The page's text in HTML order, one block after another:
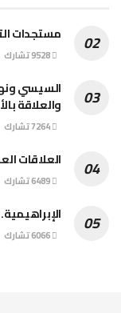
مستجدات
السيسي
والعلاقة
العلاقات